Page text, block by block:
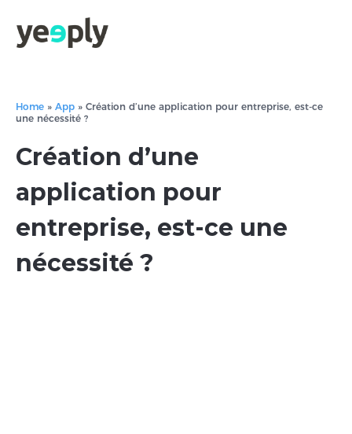
Home » App » Création d’une application pour entreprise, est-ce
une nécessité ?
Création d’une
application pour
entreprise, est-ce une
nécessité ?